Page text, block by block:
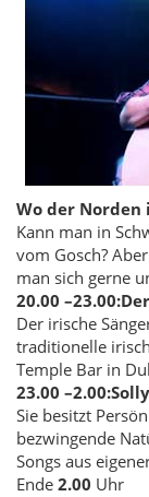
Wo der Norden
Kann man in
vom Gosch?
man sich gerne
20.00 –23.00:
Der irische
traditionelle
Temple Bar in
23.00 –2.00:
Sie besitzt
bezwingende
Songs aus
Ende 2.00 Uhr